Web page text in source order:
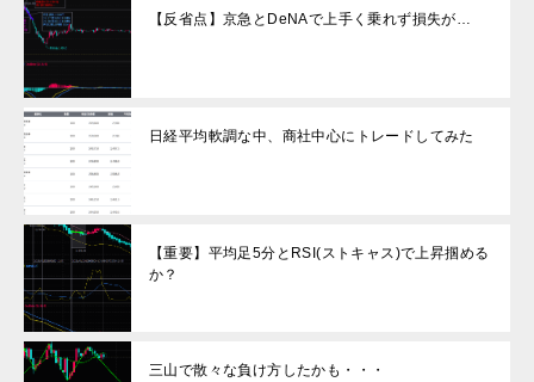
【反省点】京急とDeNAで上手く乗れず損失が…
日経平均軟調な中、商社中心にトレードしてみた
【重要】平均足5分とRSI(ストキャス)で上昇掴める
か？
三山で散々な負け方したかも・・・